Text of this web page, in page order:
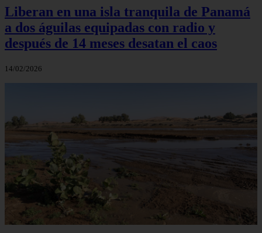
Liberan en una isla tranquila de Panamá
a dos águilas equipadas con radio y
después de 14 meses desatan el caos
14/02/2026